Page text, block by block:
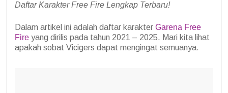
Daftar Karakter Free Fire Lengkap Terbaru!
Dalam artikel ini adalah daftar karakter Garena Free
Fire yang dirilis pada tahun 2021 – 2025. Mari kita lihat
apakah sobat Vicigers dapat mengingat semuanya.